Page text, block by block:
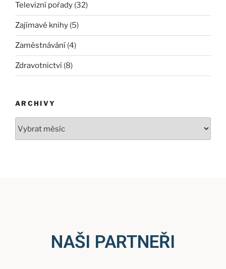
Televizní pořady (32)
Zajímavé knihy (5)
Zaměstnávání (4)
Zdravotnictví (8)
ARCHIVY
NAŠI PARTNEŘI